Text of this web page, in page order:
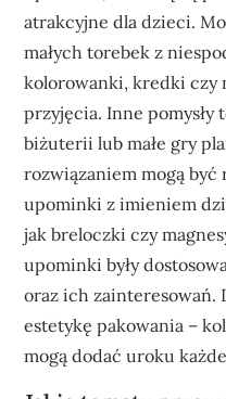
atrakcyjne dla dzieci.
małych torebek z
kolorowanki, kredki czy
przyjęcia. Inne pomysły
biżuterii lub małe gry
rozwiązaniem mogą
upominki z imieniem
jak breloczki czy
upominki były
oraz ich zainteresowań.
estetykę pakowania –
mogą dodać uroku